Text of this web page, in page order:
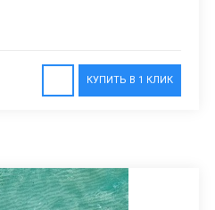
КУПИТЬ В 1 КЛИК